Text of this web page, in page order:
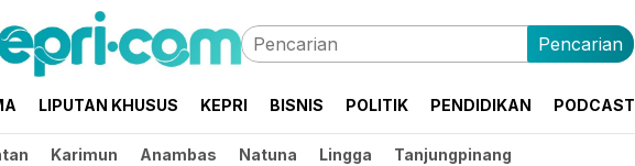
Pencarian
LIPUTAN KHUSUS KEPRI BISNIS POLITIK PENDIDIKAN PODCAST
Karimun Anambas Natuna Lingga Tanjungpinang